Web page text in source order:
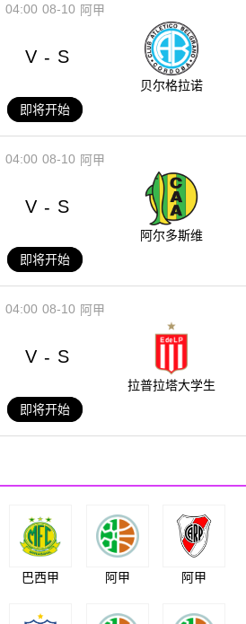
08-10
04:00 阿甲
V - S
贝尔格拉诺
即将开始
08-10
04:00 阿甲
V - S
阿尔多斯维
即将开始
08-10
04:00 阿甲
V - S
拉普拉塔大学生
即将开始
巴西甲 阿甲 阿甲